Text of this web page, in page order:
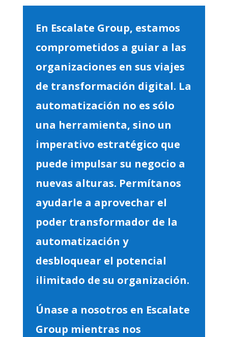
En Escalate Group, estamos
comprometidos a guiar a las
organizaciones en sus viajes
de transformación digital. La
automatización no es sólo
una herramienta, sino un
imperativo estratégico que
puede impulsar su negocio a
nuevas alturas. Permítanos
ayudarle a aprovechar el
poder transformador de la
automatización y
desbloquear el potencial
ilimitado de su organización.
Únase a nosotros en Escalate
Group mientras nos